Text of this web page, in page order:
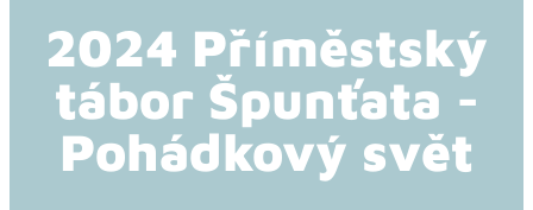
2024 Příměstský
tábor Špunťata -
Pohádkový svět